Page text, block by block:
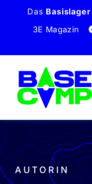
springen
Das Basislager
3E Magazin
AUTORIN